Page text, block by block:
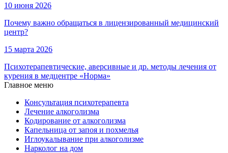
10 июня 2026
Почему важно обращаться в лицензированный медицинский
центр?
15 марта 2026
Психотерапевтические, аверсивные и др. методы лечения от
курения в медцентре «Норма»
Главное меню
Консультация психотерапевта
Лечение алкоголизма
Кодирование от алкоголизма
Капельница от запоя и похмелья
Иглоукалывание при алкоголизме
Нарколог на дом